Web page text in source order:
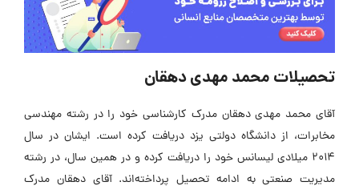
تحصیلات محمد مهدی دهقان
آقای محمد مهدی دهقان مدرک کارشناسی خود را در رشته مهندسی
مخابرات، از دانشگاه دولتی یزد دریافت کرده است. ایشان در سال
2014 میلادی لیسانس خود را دریافت کرده و در همین سال، در رشته
مدیریت صنعتی به ادامه تحصیل پرداخته‌اند. آقای دهقان مدرک